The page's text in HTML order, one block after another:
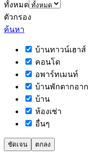
ทั้งหมด
ตัวกรอง
ค้นหา
บ้านทาวน์เฮาส์
คอนโด
อพาร์ทเมนท์
บ้านพักตากอา
บ้าน
ห้องเช่า
อื่นๆ
ชัดเจน ตกลง